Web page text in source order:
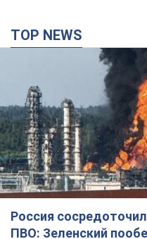
TOP NEWS
Россия
ПВО: Зеленский